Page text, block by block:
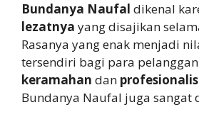
Bundanya Naufal dikenal
lezatnya yang disajikan
Rasanya yang enak menjadi
tersendiri bagi para
keramahan dan
Bundanya Naufal juga sangat